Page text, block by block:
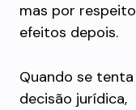
mas por
efeitos depois.
Quando se
decisão jurídica,